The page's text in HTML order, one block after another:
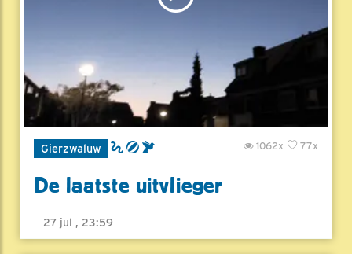
Gierzwaluw 77x
1062x
De laatste uitvlieger
27 jul , 23:59